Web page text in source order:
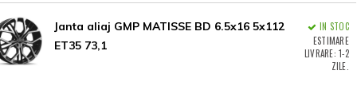
Janta aliaj GMP MATISSE BD 6.5x16 5x112
ET35 73,1
IN STOC
ESTIMARE
LIVRARE: 1-2
ZILE.